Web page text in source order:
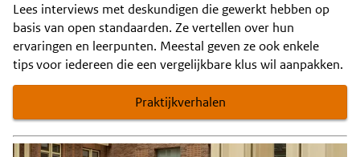
Lees interviews met deskundigen die gewerkt hebben op
basis van open standaarden. Ze vertellen over hun
ervaringen en leerpunten. Meestal geven ze ook enkele
tips voor iedereen die een vergelijkbare klus wil aanpakken.
Praktijkverhalen